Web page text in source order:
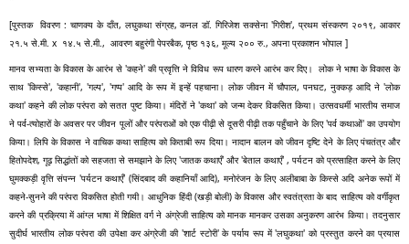
[पुस्तक  विवरण : चाणक्य के दाँत, लघुकथा संग्रह, कनल डॉ. गिरिजेश सक्सेना 'गिरीश', प्रथम संस्करण २०१९, आकार
२१.५ से.मी. x  १४.५ से.मी.,  आवरण बहुरंगी पेपरबैक, पृष्ठ १३६, मूल्य २०० रु., अपना प्रकाशन भोपाल ]
मानव सभ्यता के विकास के आरंभ से 'कहने' की प्रवृत्ति ने विविध रूप धारण करने आरंभ कर दिए।  लोक ने भाषा के विकास के
साथ 'किस्से', 'कहानी', 'गल्प', 'गप्प' आदि के रूप में इन्हें पहचाना। लोक जीवन में चौपाल, पनघट, नुक्कड़ आदि ने 'लोक
कथा' कहने की लोक परंपरा को सतत पुष्ट किया। मंदिरों ने 'कथा' को जन्म देकर विकसित किया। उत्सवधर्मी भारतीय समाज
ने पर्व-त्योहारों के अवसर पर जीवन पूलों और परंपराओं को एक पीढ़ी से दूसरी पीढ़ी तक पहुँचाने के लिए 'पर्व कथाओं' का उपयोग
किया। लिपि के विकास ने वाचिक कथा साहित्य को किताबी रूप दिया। नादान बालन को जीवन दृष्टि देने के लिए पंचतंत्र और
हितोपदेश, गूढ़ सिद्धांतों को सहजता से समझाने के लिए 'जातक कथाएँ' और 'बेताल कथाएँ' , पर्यटन को प्रत्साहित करने के लिए
घुमक्कड़ी वृत्ति संपन्न 'पर्यटन कथाएँ' (सिंदबाद की कहानियाँ आदि), मनोरंजन के लिए अलीबाबा के किस्से अदि अनेक रूपों में
कहने-सुनने की परंपरा विकसित होती गयी। आधुनिक हिंदी (खड़ी बोली) के विकास और स्वतंत्रता के बाद साहित्य को वर्गीकृत
करने की प्रक्रिया में आंग्ल भाषा में शिक्षित वर्ग ने अंग्रेजी साहित्य को मानक मानकर उसका अनुकरण आरंभ किया। तदनुसार
सुदीर्घ भारतीय लोक परंपरा की उपेक्षा कर अंग्रेजी की 'शार्ट स्टोरी' के पर्याय रूप में 'लघुकथा' को प्रस्तुत करने का प्रयास